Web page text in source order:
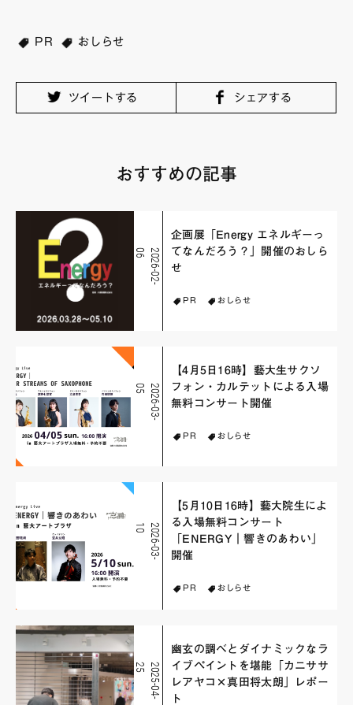
PR おしらせ
ツイートする シェアする
おすすめの記事
2
0
2
6
-
0
2
-
0
6
企画展「Energy エネルギーっ
てなんだろう？」開催のおしら
せ
PR おしらせ
2
0
2
6
-
0
3
-
0
5
【4月5日16時】藝大生サクソ
フォン・カルテットによる入場
無料コンサート開催
PR おしらせ
2
0
2
6
-
0
3
-
1
0
【5月10日16時】藝大院生によ
る入場無料コンサート
「ENERGY｜響きのあわい」
開催
PR おしらせ
2
0
2
5
-
0
4
-
2
5
幽玄の調べとダイナミックなラ
イブペイントを堪能「カニササ
レアヤコ×真田将太朗」レポー
ト